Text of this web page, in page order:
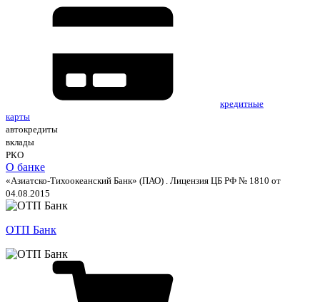
кредитные
карты
автокредиты
вклады
РКО
О банке
«Азиатско-Тихоокеанский Банк» (ПАО) . Лицензия ЦБ РФ № 1810 от
04.08.2015
ОТП Банк